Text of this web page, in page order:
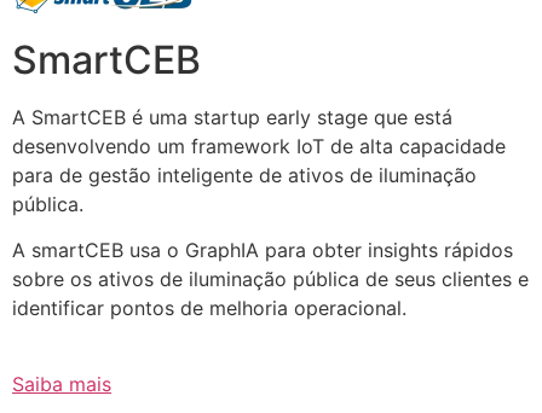
SmartCEB
A SmartCEB é uma startup early stage que está
desenvolvendo um framework IoT de alta capacidade
para de gestão inteligente de ativos de iluminação
pública.
A smartCEB usa o GraphIA para obter insights rápidos
sobre os ativos de iluminação pública de seus clientes e
identificar pontos de melhoria operacional.
Saiba mais